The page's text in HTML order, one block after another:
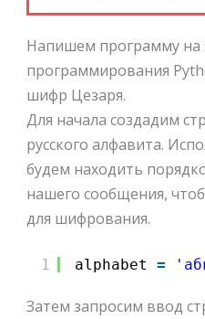
Напишем программу на
программирования
шифр Цезаря.
Для начала создадим
русского алфавита.
будем находить
нашего сообщения,
для шифрования.
1 alphabet =
Затем запросим ввод